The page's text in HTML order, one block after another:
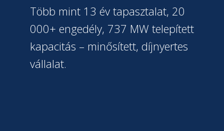
Több mint 13 év tapasztalat, 20
000+ engedély, 737 MW telepített
kapacitás – minősített, díjnyertes
vállalat.